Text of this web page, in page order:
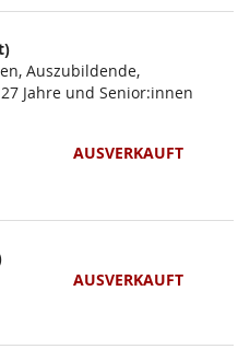
Auszubildende,
Jahre und Senior:innen
AUSVERKAUFT
AUSVERKAUFT